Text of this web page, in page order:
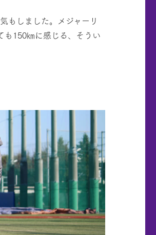
もしました。メジャーリ
も150㎞に感じる、そうい